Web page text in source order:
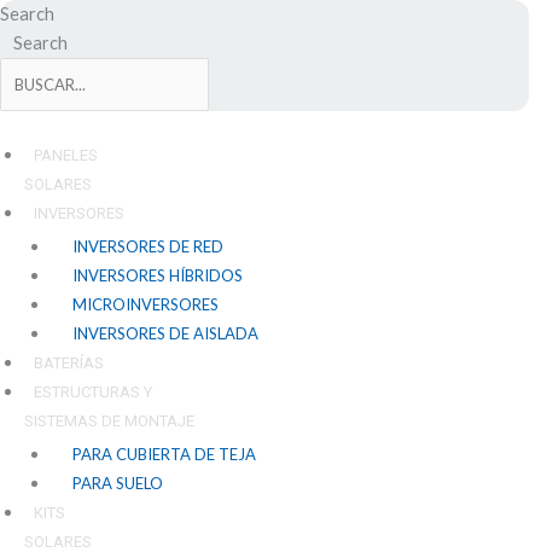
Ir
Search
Search
PANELES
SOLARES
INVERSORES
INVERSORES DE RED
INVERSORES HÍBRIDOS
MICROINVERSORES
INVERSORES DE AISLADA
BATERÍAS
ESTRUCTURAS Y
SISTEMAS DE MONTAJE
PARA CUBIERTA DE TEJA
PARA SUELO
KITS
SOLARES